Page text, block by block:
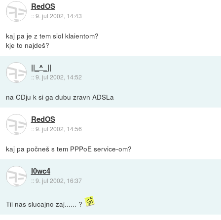
RedOS
::9. jul 2002, 14:43
kaj pa je z tem siol klaientom?
kje to najdeš?
||_^_||
::9. jul 2002, 14:52
na CDju k si ga dubu zravn ADSLa
RedOS
::9. jul 2002, 14:56
kaj pa počneš s tem PPPoE service-om?
l0wc4
::9. jul 2002, 16:37
Tii nas slucajno zaj...... ?